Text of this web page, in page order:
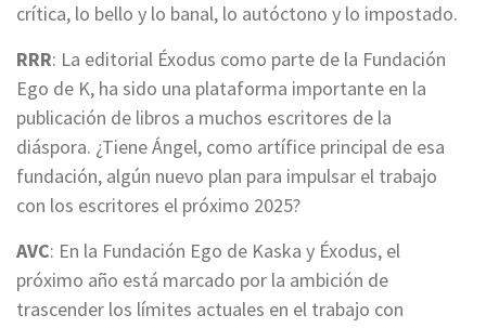
crítica, lo bello y lo banal, lo autóctono y lo impostado.
RRR: La editorial Éxodus como parte de la Fundación
Ego de K, ha sido una plataforma importante en la
publicación de libros a muchos escritores de la
diáspora. ¿Tiene Ángel, como artífice principal de esa
fundación, algún nuevo plan para impulsar el trabajo
con los escritores el próximo 2025?
AVC: En la Fundación Ego de Kaska y Éxodus, el
próximo año está marcado por la ambición de
trascender los límites actuales en el trabajo con